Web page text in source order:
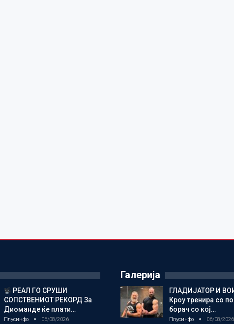
РЕАЛ ГО СРУШИ
СОПСТВЕНИОТ РЕКОРД За
Диоманде ќе плати…
Плусинфо 06/08/2026
Галерија
ГЛАДИЈАТОР И
Кроу тренира со
борач со кој…
Плусинфо 06/08/2026